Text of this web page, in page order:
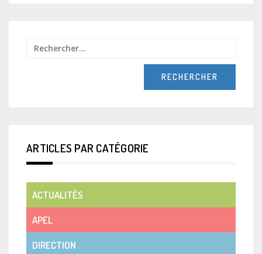
ARTICLES PAR CATÉGORIE
ACTUALITÉS
APEL
DIRECTION